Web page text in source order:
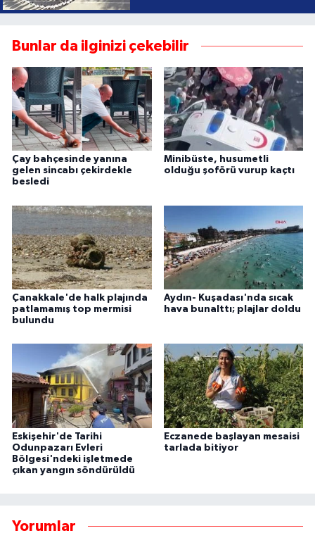
Bunlar da ilginizi çekebilir
Çay bahçesinde yanına
gelen sincabı çekirdekle
besledi
Minibüste, husumetli
olduğu şoförü vurup kaçtı
Çanakkale'de halk plajında
patlamamış top mermisi
bulundu
Aydın- Kuşadası'nda sıcak
hava bunalttı; plajlar doldu
Eskişehir'de Tarihi
Odunpazarı Evleri
Bölgesi'ndeki işletmede
çıkan yangın söndürüldü
Eczanede başlayan mesaisi
tarlada bitiyor
Yorumlar